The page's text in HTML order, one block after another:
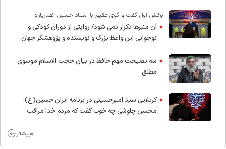
بخش اول گفت و گوی عقیق با استاد حسین انصاریان:
آن منبرها تکرار نمی شود/ روایتی از دوران کودکی و
نوجوانی این واعظ بزرگ و نویسنده و پژوهشگر جهان
اسلام
سه نصیحت مهم حافظ در بیان حجت الاسلام موسوی
مطلق
کربلایی سید امیر‌حسینی در برنامه ایران حسین(ع):
محسن چاوشی چه خوب گفت که مردم خدا مراقب
بیشتر